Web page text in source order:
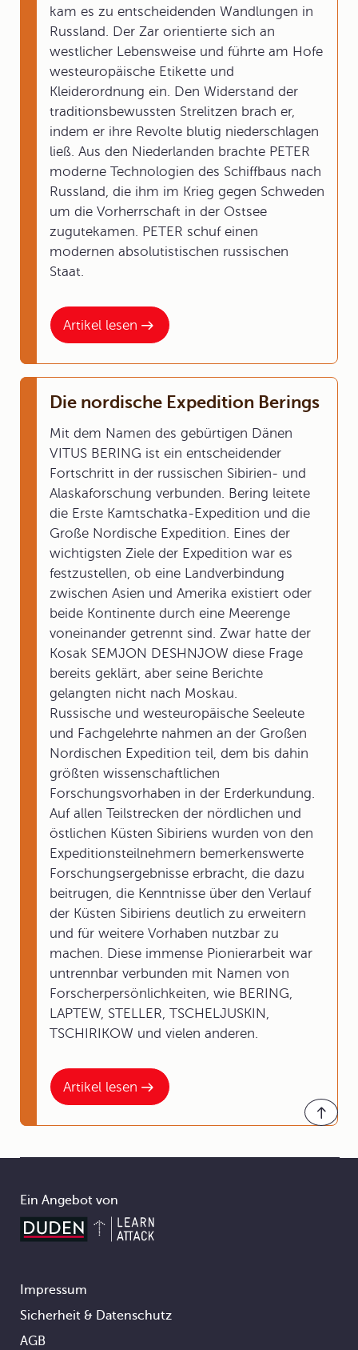
Artikel lesen
kam es zu entscheidenden Wandlungen in
Russland. Der Zar orientierte sich an
westlicher Lebensweise und führte am Hofe
westeuropäische Etikette und
Kleiderordnung ein. Den Widerstand der
traditionsbewussten Strelitzen brach er,
indem er ihre Revolte blutig niederschlagen
ließ. Aus den Niederlanden brachte PETER
moderne Technologien des Schiffbaus nach
Russland, die ihm im Krieg gegen Schweden
um die Vorherrschaft in der Ostsee
zugutekamen. PETER schuf einen
modernen absolutistischen russischen
Staat.
Artikel lesen
Die nordische Expedition Berings
Mit dem Namen des gebürtigen Dänen
VITUS BERING ist ein entscheidender
Fortschritt in der russischen Sibirien- und
Alaskaforschung verbunden. Bering leitete
die Erste Kamtschatka-Expedition und die
Große Nordische Expedition. Eines der
wichtigsten Ziele der Expedition war es
festzustellen, ob eine Landverbindung
zwischen Asien und Amerika existiert oder
beide Kontinente durch eine Meerenge
voneinander getrennt sind. Zwar hatte der
Kosak SEMJON DESHNJOW diese Frage
bereits geklärt, aber seine Berichte
gelangten nicht nach Moskau.
Russische und westeuropäische Seeleute
und Fachgelehrte nahmen an der Großen
Nordischen Expedition teil, dem bis dahin
größten wissenschaftlichen
Forschungsvorhaben in der Erderkundung.
Auf allen Teilstrecken der nördlichen und
östlichen Küsten Sibiriens wurden von den
Expeditionsteilnehmern bemerkenswerte
Forschungsergebnisse erbracht, die dazu
beitrugen, die Kenntnisse über den Verlauf
der Küsten Sibiriens deutlich zu erweitern
und für weitere Vorhaben nutzbar zu
machen. Diese immense Pionierarbeit war
untrennbar verbunden mit Namen von
Forscherpersönlichkeiten, wie BERING,
LAPTEW, STELLER, TSCHELJUSKIN,
TSCHIRIKOW und vielen anderen.
Ein Angebot von
Footer
Impressum
Sicherheit & Datenschutz
AGB